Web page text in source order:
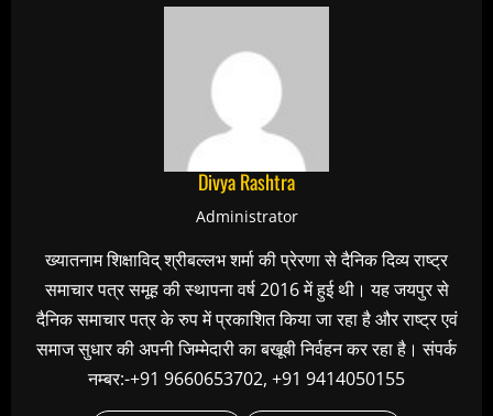
Divya Rashtra
Administrator
ख्यातनाम शिक्षाविद् श्रीबल्लभ शर्मा की प्रेरणा से दैनिक दिव्य राष्ट्र
समाचार पत्र समूह की स्थापना वर्ष 2016 में हुई थी। यह जयपुर से
दैनिक समाचार पत्र के रुप में प्रकाशित किया जा रहा है और राष्ट्र एवं
समाज सुधार की अपनी जिम्मेदारी का बखूबी निर्वहन कर रहा है। संपर्क
नम्बर:-+91 9660653702, +91 9414050155